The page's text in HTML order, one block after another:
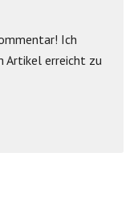
Ich
Artikel erreicht zu